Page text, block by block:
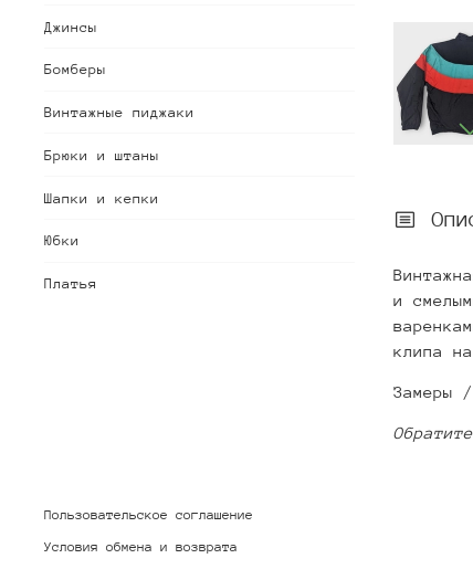
и
клипа
Замеры
Джинсы
Бомберы
Винтажные пиджаки
Брюки и штаны
Шапки и кепки
Юбки
Платья
Пользовательское соглашение
Условия обмена и возврата